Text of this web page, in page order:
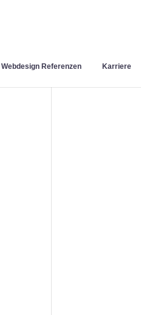
Webdesign Referenzen Karriere